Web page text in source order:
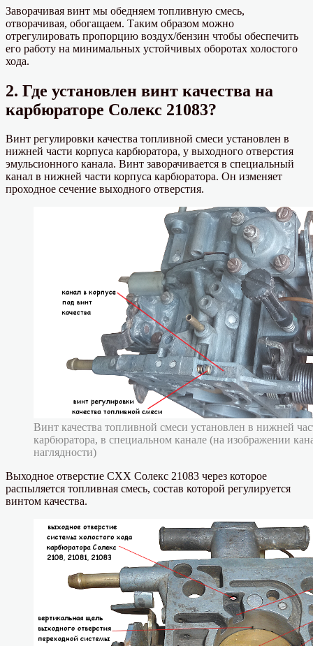
Заворачивая винт мы обедняем топливную смесь,
отворачивая, обогащаем. Таким образом можно
отрегулировать пропорцию воздух/бензин чтобы обеспечить
его работу на минимальных устойчивых оборотах холостого
хода.
2. Где установлен винт качества на
карбюраторе Солекс 21083?
Винт регулировки качества топливной смеси установлен в
нижней части корпуса карбюратора, у выходного отверстия
эмульсионного канала. Винт заворачивается в специальный
канал в нижней части корпуса карбюратора. Он изменяет
проходное сечение выходного отверстия.
Винт качества топливной смеси установлен в нижней
карбюратора, в специальном канале (на изображении
наглядности)
Выходное отверстие СХХ Солекс 21083 через которое
распыляется топливная смесь, состав которой регулируется
винтом качества.